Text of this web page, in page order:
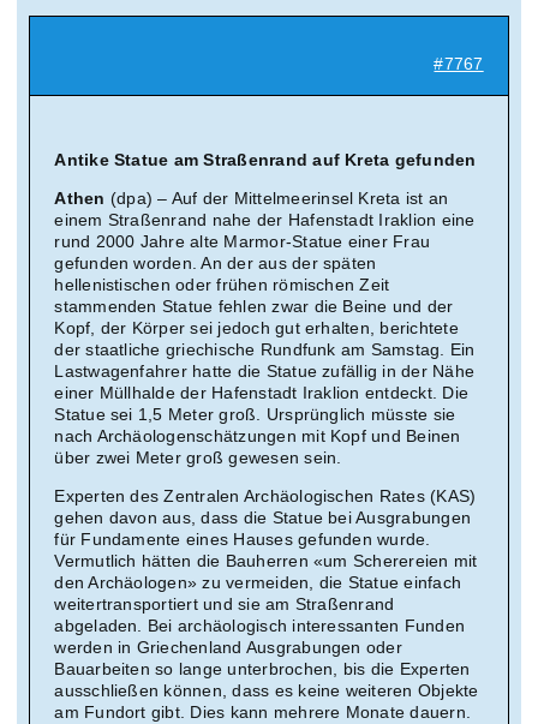
#7767
Antike Statue am Straßenrand auf Kreta gefunden
Athen (dpa) – Auf der Mittelmeerinsel Kreta ist an
einem Straßenrand nahe der Hafenstadt Iraklion eine
rund 2000 Jahre alte Marmor-Statue einer Frau
gefunden worden. An der aus der späten
hellenistischen oder frühen römischen Zeit
stammenden Statue fehlen zwar die Beine und der
Kopf, der Körper sei jedoch gut erhalten, berichtete
der staatliche griechische Rundfunk am Samstag. Ein
Lastwagenfahrer hatte die Statue zufällig in der Nähe
einer Müllhalde der Hafenstadt Iraklion entdeckt. Die
Statue sei 1,5 Meter groß. Ursprünglich müsste sie
nach Archäologenschätzungen mit Kopf und Beinen
über zwei Meter groß gewesen sein.
Experten des Zentralen Archäologischen Rates (KAS)
gehen davon aus, dass die Statue bei Ausgrabungen
für Fundamente eines Hauses gefunden wurde.
Vermutlich hätten die Bauherren «um Scherereien mit
den Archäologen» zu vermeiden, die Statue einfach
weitertransportiert und sie am Straßenrand
abgeladen. Bei archäologisch interessanten Funden
werden in Griechenland Ausgrabungen oder
Bauarbeiten so lange unterbrochen, bis die Experten
ausschließen können, dass es keine weiteren Objekte
am Fundort gibt. Dies kann mehrere Monate dauern.